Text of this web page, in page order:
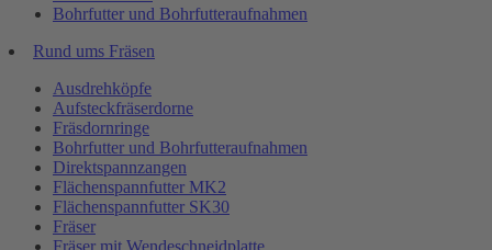
Bohrfutter und Bohrfutteraufnahmen
Rund ums Fräsen
Ausdrehköpfe
Aufsteckfräserdorne
Fräsdornringe
Bohrfutter und Bohrfutteraufnahmen
Direktspannzangen
Flächenspannfutter MK2
Flächenspannfutter SK30
Fräser
Fräser mit Wendeschneidplatte